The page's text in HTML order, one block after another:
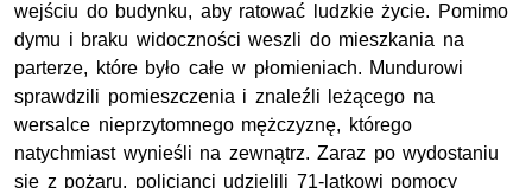
wejściu do budynku, aby ratować ludzkie życie. Pomimo
dymu i braku widoczności weszli do mieszkania na
parterze, które było całe w płomieniach. Mundurowi
sprawdzili pomieszczenia i znaleźli leżącego na
wersalce nieprzytomnego mężczyznę, którego
natychmiast wynieśli na zewnątrz. Zaraz po wydostaniu
się z pożaru, policjanci udzielili 71-latkowi pomocy